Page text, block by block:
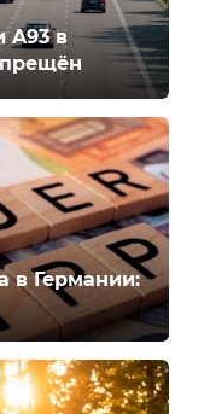
A93 в
в Германии: